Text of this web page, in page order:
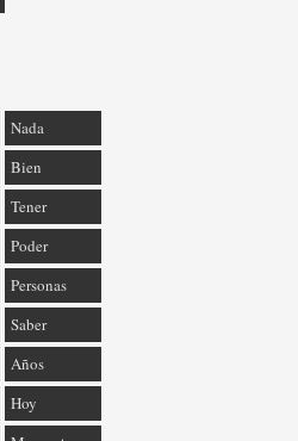
Nada
Bien
Tener
Poder
Personas
Saber
Años
Hoy